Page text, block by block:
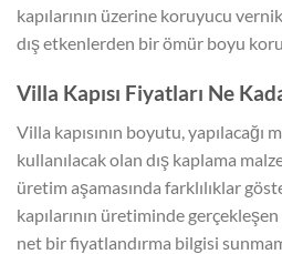
kapılarının üzerine koruyucu
dış etkenlerden bir ömür boyu
Villa Kapısı Fiyatları Ne
Villa kapısının boyutu, yapılacağı
kullanılacak olan dış kaplama
üretim aşamasında farklılıklar
kapılarının üretiminde gerçekleşen
net bir fiyatlandırma bilgisi